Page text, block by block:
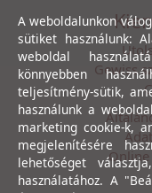
Gewiss
A weboldalunkon
sütiket használunk:
weboldal
könnyebben
teljesítmény-sütik,
használunk a
marketing cookie-k,
megjelenítésére
lehetőséget
használatához. A